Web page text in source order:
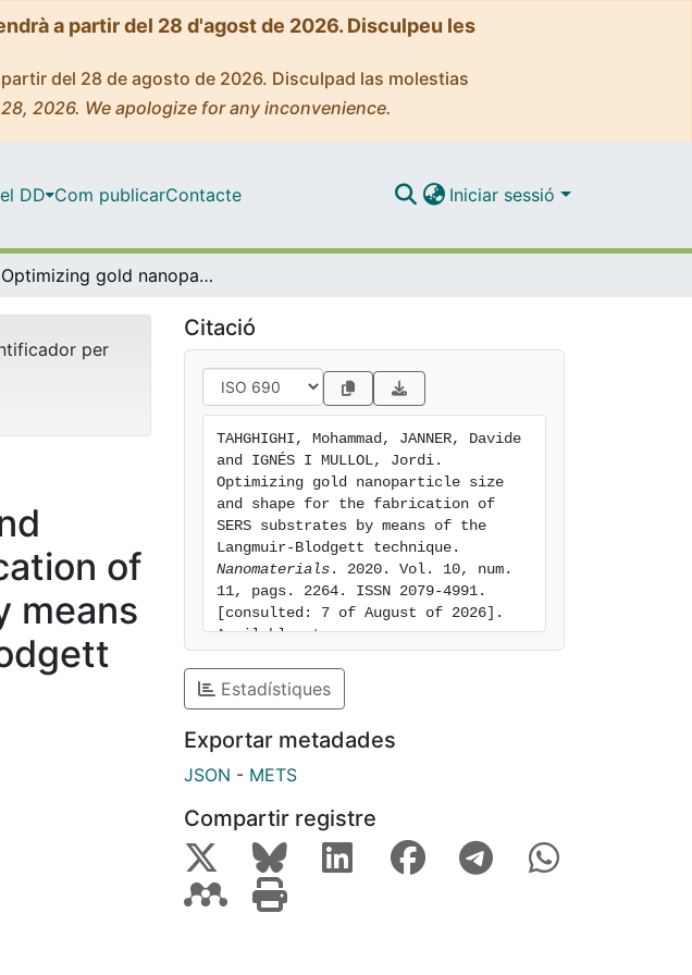
a partir del 28 d'agost de 2026. Disculpeu les
del 28 de agosto de 2026. Disculpad las molestias
2026. We apologize for any inconvenience.
DD Com publicarContacte Iniciar sessió
Optimizing gold nanoparticle size and shape for the fabrication of SERS substrates by means of the Langmuir-Blodgett technique
per
of
means
Citació
TAHGHIGHI, Mohammad, JANNER, Davide
and IGNÉS I MULLOL, Jordi.
Optimizing gold nanoparticle size
and shape for the fabrication of
SERS substrates by means of the
Nanomaterials . 2020. Vol. 10, num.
11, pags. 2264. ISSN 2079-4991.
[consulted: 7 of August of 2026].
Available at:
Estadístiques
Exportar metadades
JSON - METS
Compartir registre